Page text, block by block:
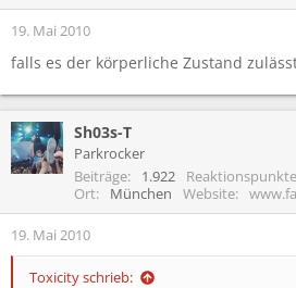
19. Mai 2010
falls es der körperliche Zustand
Sh03s-T
Parkrocker
Beiträge
1.922 Reaktionspunkte
Ort
München Website
19. Mai 2010
Toxicity schrieb: